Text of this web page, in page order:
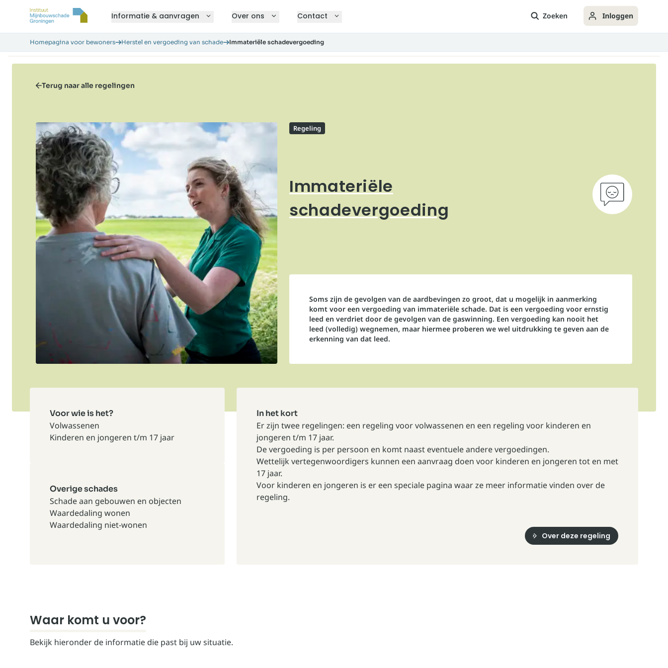
Informatie & aanvragen Over ons Contact Zoeken Inloggen
Homepagina voor bewoners Herstel en vergoeding van schade Immateriële schadevergoeding
Terug naar alle regelingen
Regeling
Immateriële
schadevergoeding
Soms zijn de gevolgen van de aardbevingen zo groot, dat u mogelijk in aanmerking
komt voor een vergoeding van immateriële schade. Dat is een vergoeding voor ernstig
leed en verdriet door de gevolgen van de gaswinning. Een vergoeding kan nooit het
leed (volledig) wegnemen, maar hiermee proberen we wel uitdrukking te geven aan de
erkenning van dat leed.
Voor wie is het?
Volwassenen
Kinderen en jongeren t/m 17 jaar
Overige schades
Schade aan gebouwen en objecten
Waardedaling wonen
Waardedaling niet-wonen
In het kort
Er zijn twee regelingen: een regeling voorvolwassenen en een regeling voor kinderen en
jongeren t/m 17 jaar.
De vergoeding is per persoon en komt naast eventuele andere vergoedingen.
Wettelijk vertegenwoordigers kunnen een aanvraag doen voor kinderen en jongeren tot en met
17 jaar.
Voor kinderen en jongeren is er een speciale pagina waar ze meer informatie vinden over de
regeling.
Over deze regeling
Waar komt u voor?
Bekijk hieronder de informatie die past bij uw situatie.